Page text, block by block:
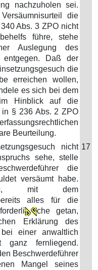
nachzuholen sei.
die
Abs. 3 ZPO nicht
führe, stehe
Auslegung des
entgegen. Daß der
die
erreichen wollen,
es sich bei dem
Hinblick auf die
§ 236 Abs. 2 ZPO
Beurteilung.
nicht
sehe, stelle
die
versäumt habe.
mit dem
alles für die
che getan,
Erklärung des
einer anwaltlich
ganz fernliegend.
Beschwerdeführer
Mangel seines
17